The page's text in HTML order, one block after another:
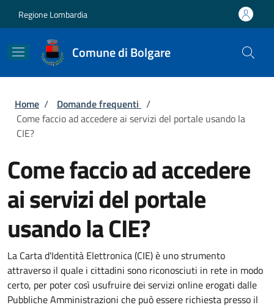
Regione Lombardia
Comune di Bolgare
Briciole di pane
Home / Domande frequenti /
Come faccio ad accedere ai servizi del portale usando la
CIE?
Come faccio ad accedere
ai servizi del portale
usando la CIE?
La Carta d'Identità Elettronica (CIE) è uno strumento
attraverso il quale i cittadini sono riconosciuti in rete in modo
certo, per poter così usufruire dei servizi online erogati dalle
Pubbliche Amministrazioni che può essere richiesta presso il